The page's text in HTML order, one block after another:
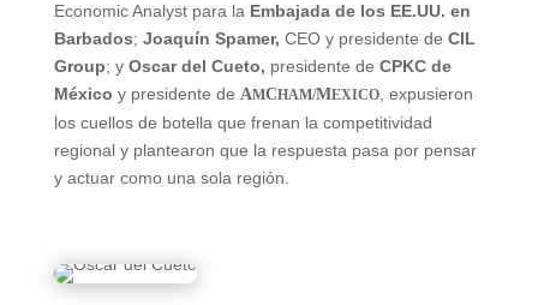
Economic Analyst para la Embajada de los EE.UU. en
Barbados; Joaquín Spamer, CEO y presidente de CIL
Group; y Oscar del Cueto, presidente de CPKC de
México y presidente de AMCHAM/MEXICO, expusieron
los cuellos de botella que frenan la competitividad
regional y plantearon que la respuesta pasa por pensar
y actuar como una sola región.